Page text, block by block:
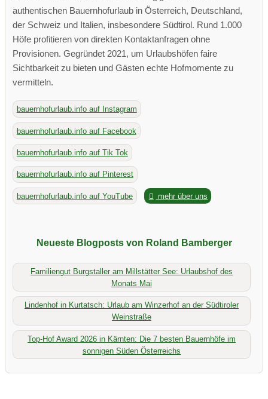
authentischen Bauernhofurlaub in Österreich, Deutschland,
der Schweiz und Italien, insbesondere Südtirol. Rund 1.000
Höfe profitieren von direkten Kontaktanfragen ohne
Provisionen. Gegründet 2021, um Urlaubshöfen faire
Sichtbarkeit zu bieten und Gästen echte Hofmomente zu
vermitteln.
bauernhofurlaub.info auf Instagram
bauernhofurlaub.info auf Facebook
bauernhofurlaub.info auf Tik Tok
bauernhofurlaub.info auf Pinterest
bauernhofurlaub.info auf YouTube mehr über uns
Neueste Blogposts von Roland Bamberger
Familiengut Burgstaller am Millstätter See: Urlaubshof des
Monats Mai
Lindenhof in Kurtatsch: Urlaub am Winzerhof an der Südtiroler
Weinstraße
Top-Hof Award 2026 in Kärnten: Die 7 besten Bauernhöfe im
sonnigen Süden Österreichs